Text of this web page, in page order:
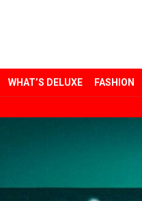
WHAT’S DELUXE FASHION